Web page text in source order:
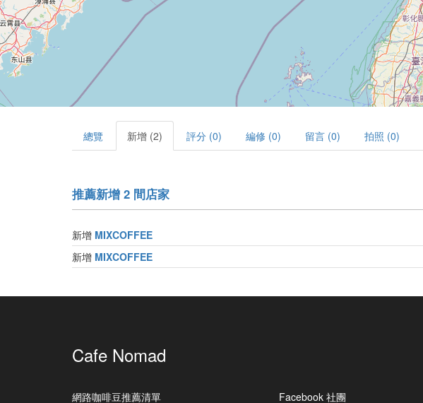
總覽 新增 (2) 評分 (0) 編修 (0) 留言 (0) 拍照 (0)
推薦新增 2 間店家
新增 MIXCOFFEE
新增 MIXCOFFEE
Cafe Nomad
網路咖啡豆推薦清單 Facebook 社團